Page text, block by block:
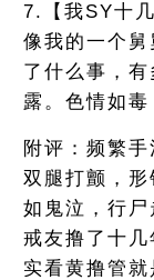
7.【我SY十
像我的一个
了什么事，
露。色情如毒
附评：频繁
双腿打颤，
如鬼泣，行
戒友撸了十
实看黄撸管